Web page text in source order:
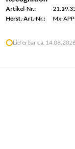
Artikel-Nr.:
Herst.-Art.-Nr.:
Mx-
Lieferbar ca.